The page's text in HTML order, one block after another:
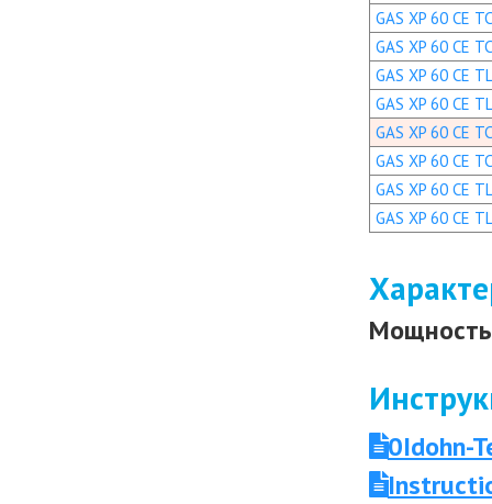
GAS XP 60 CE
GAS XP 60 CE
GAS XP 60 CE
GAS XP 60 CE
GAS XP 60 CE
GAS XP 60 CE
GAS XP 60 CE
GAS XP 60 CE
Мощность
0Idohn-